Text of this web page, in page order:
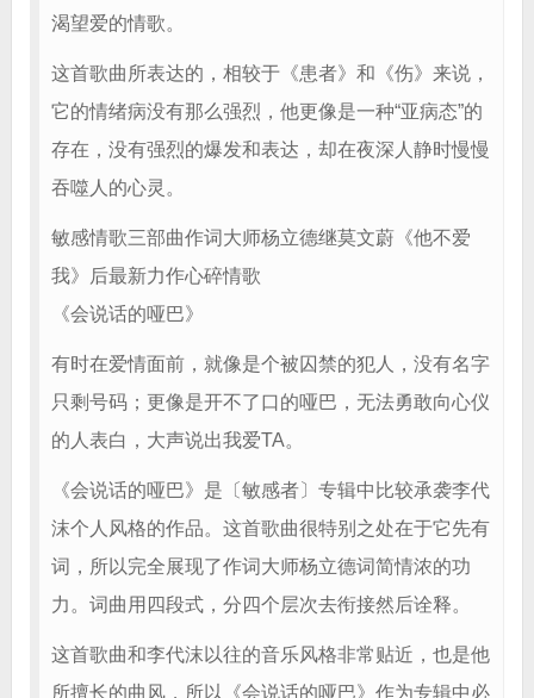
渴望爱的情歌。
这首歌曲所表达的，相较于《患者》和《伤》来说，
它的情绪病没有那么强烈，他更像是一种“亚病态”的
存在，没有强烈的爆发和表达，却在夜深人静时慢慢
吞噬人的心灵。
敏感情歌三部曲作词大师杨立德继莫文蔚《他不爱
我》后最新力作心碎情歌
《会说话的哑巴》
有时在爱情面前，就像是个被囚禁的犯人，没有名字
只剩号码；更像是开不了口的哑巴，无法勇敢向心仪
的人表白，大声说出我爱TA。
《会说话的哑巴》是〔敏感者〕专辑中比较承袭李代
沫个人风格的作品。这首歌曲很特别之处在于它先有
词，所以完全展现了作词大师杨立德词简情浓的功
力。词曲用四段式，分四个层次去衔接然后诠释。
这首歌曲和李代沫以往的音乐风格非常贴近，也是他
所擅长的曲风，所以《会说话的哑巴》作为专辑中必